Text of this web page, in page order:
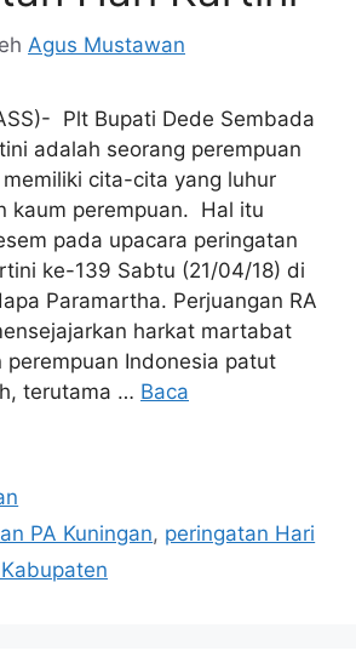
Agus Mustawan
Plt Bupati Dede Sembada
adalah seorang perempuan
cita-cita yang luhur
kaum perempuan. Hal itu
pada upacara peringatan
ke-139 Sabtu (21/04/18) di
Paramartha. Perjuangan RA
harkat martabat
perempuan Indonesia patut
terutama … Baca
PA Kuningan, peringatan Hari